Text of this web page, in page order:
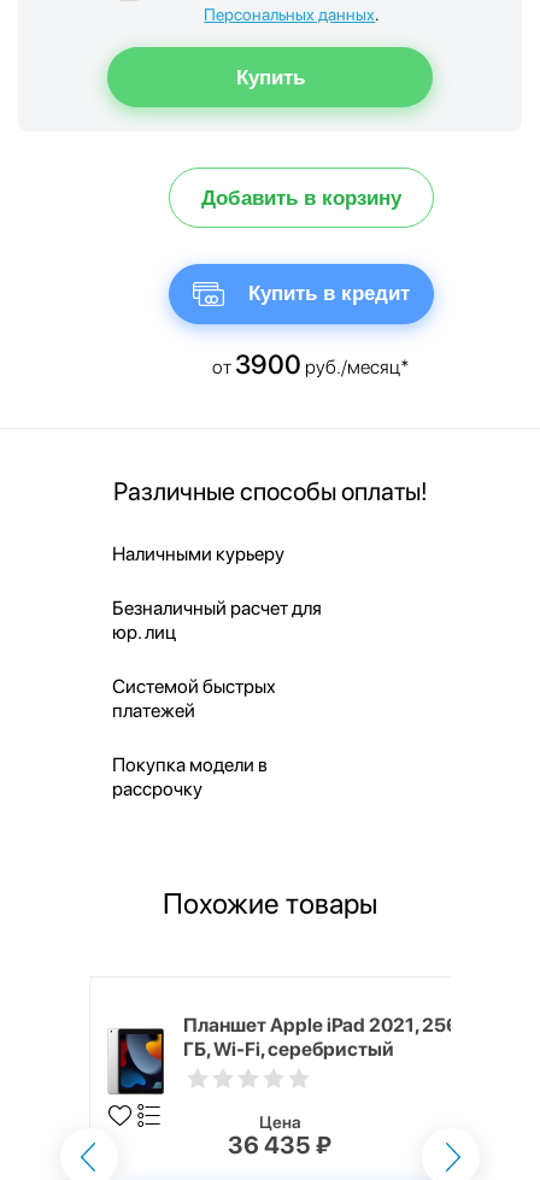
Персональных данных.
Добавить в корзину
Купить в кредит
от 3900 руб./месяц*
Различные способы оплаты!
Наличными курьеру
Безналичный расчет для
юр. лиц
Системой быстрых
платежей
Покупка модели в
рассрочку
Похожие товары
Планшет Apple iPad 2021, 256
ГБ, Wi-Fi, серебристый
Цена
36 435 ₽